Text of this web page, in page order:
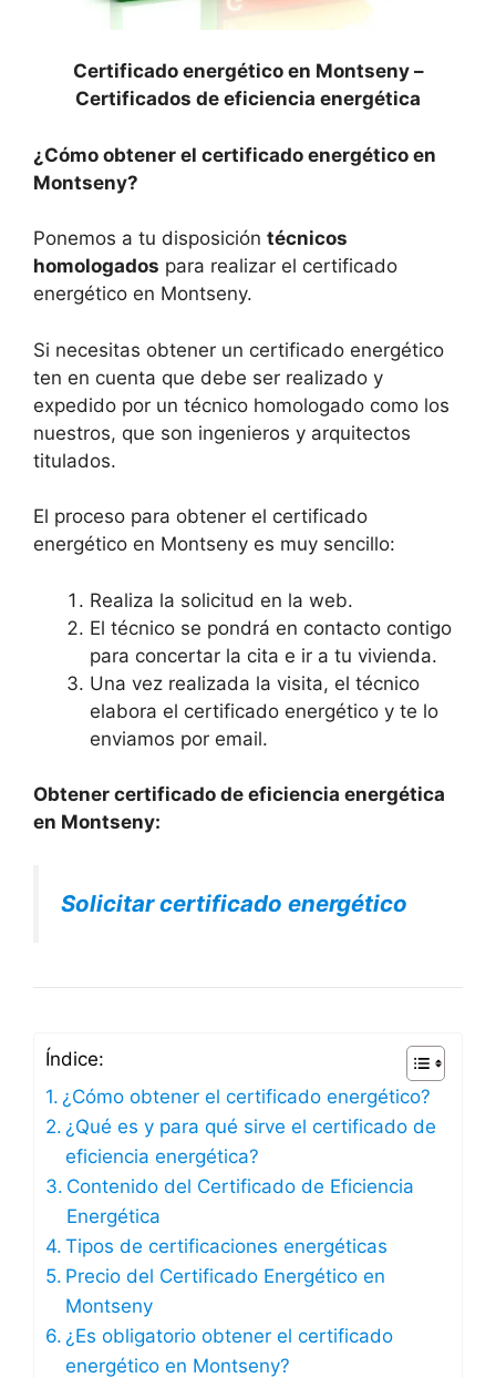
Certificado energético en Montseny –
Certificados de eficiencia energética
¿Cómo obtener el certificado energético en
Montseny?
Ponemos a tu disposición técnicos
homologados para realizar el certificado
energético en Montseny.
Si necesitas obtener un certificado energético
ten en cuenta que debe ser realizado y
expedido por un técnico homologado como los
nuestros, que son ingenieros y arquitectos
titulados.
El proceso para obtener el certificado
energético en Montseny es muy sencillo:
Realiza la solicitud en la web.
El técnico se pondrá en contacto contigo
para concertar la cita e ir a tu vivienda.
Una vez realizada la visita, el técnico
elabora el certificado energético y te lo
enviamos por email.
Obtener certificado de eficiencia energética
en Montseny:
Solicitar certificado energético
Índice:
¿Cómo obtener el certificado energético?
¿Qué es y para qué sirve el certificado de
eficiencia energética?
Contenido del Certificado de Eficiencia
Energética
Tipos de certificaciones energéticas
Precio del Certificado Energético en
Montseny
¿Es obligatorio obtener el certificado
energético en Montseny?